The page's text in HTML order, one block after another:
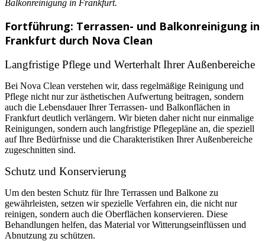
Balkonreinigung in Frankfurt.
Fortführung: Terrassen- und Balkonreinigung in
Frankfurt durch Nova Clean
Langfristige Pflege und Werterhalt Ihrer Außenbereiche
Bei Nova Clean verstehen wir, dass regelmäßige Reinigung und
Pflege nicht nur zur ästhetischen Aufwertung beitragen, sondern
auch die Lebensdauer Ihrer Terrassen- und Balkonflächen in
Frankfurt deutlich verlängern. Wir bieten daher nicht nur einmalige
Reinigungen, sondern auch langfristige Pflegepläne an, die speziell
auf Ihre Bedürfnisse und die Charakteristiken Ihrer Außenbereiche
zugeschnitten sind.
Schutz und Konservierung
Um den besten Schutz für Ihre Terrassen und Balkone zu
gewährleisten, setzen wir spezielle Verfahren ein, die nicht nur
reinigen, sondern auch die Oberflächen konservieren. Diese
Behandlungen helfen, das Material vor Witterungseinflüssen und
Abnutzung zu schützen.